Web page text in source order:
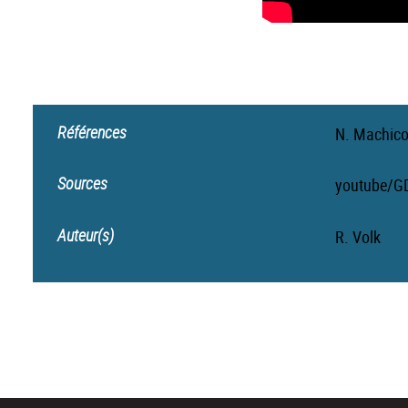
Références N.
Sources youtube/
Auteur(s) R. Volk